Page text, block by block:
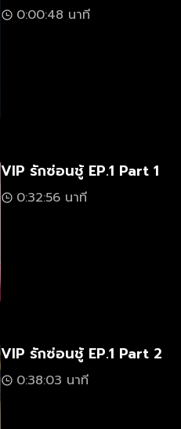
0:00:48 นาที
VIP รักซ่อนชู้ EP.1 Part 1
0:32:56 นาที
VIP รักซ่อนชู้ EP.1 Part 2
0:38:03 นาที